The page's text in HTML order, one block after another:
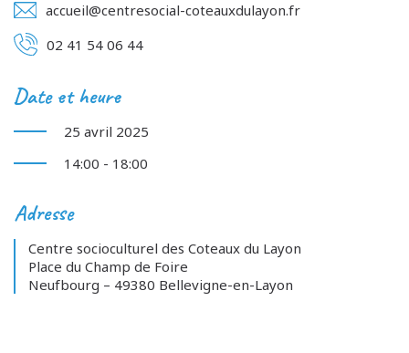
accueil@centresocial-coteauxdulayon.fr
02 41 54 06 44
Date et heure
25 avril 2025
14:00 - 18:00
Adresse
Centre socioculturel des Coteaux du Layon
Place du Champ de Foire
Neufbourg – 49380 Bellevigne-en-Layon